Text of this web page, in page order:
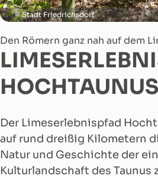
Stadt Friedrichsdorf
Den Römern ganz nah auf dem
HOCHTAUNUS
Der Limeserlebnispfad
auf rund dreißig Kilometern
Natur und Geschichte der
Kulturlandschaft des Taunus